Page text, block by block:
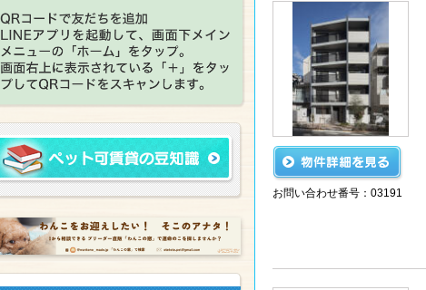
お問い合わせ番号：03191